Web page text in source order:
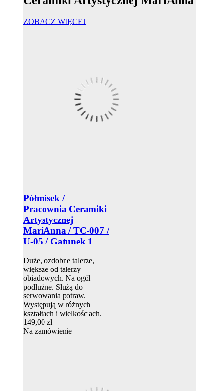
ZOBACZ WIĘCEJ
Półmisek /
Pracownia Ceramiki
Artystycznej
MariAnna / TC-007 /
U-05 / Gatunek 1
Duże, ozdobne talerze,
większe od talerzy
obiadowych. Na ogół
podłużne. Służą do
serwowania potraw.
Występują w różnych
kształtach i wielkościach.
149,00 zł
Na zamówienie